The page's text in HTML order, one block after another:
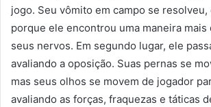
jogo. Seu vômito em campo se
porque ele encontrou uma maneira mais
seus nervos. Em segundo lugar, ele
avaliando a oposição. Suas pernas se
mas seus olhos se movem de jogador
avaliando as forças, fraquezas e táticas